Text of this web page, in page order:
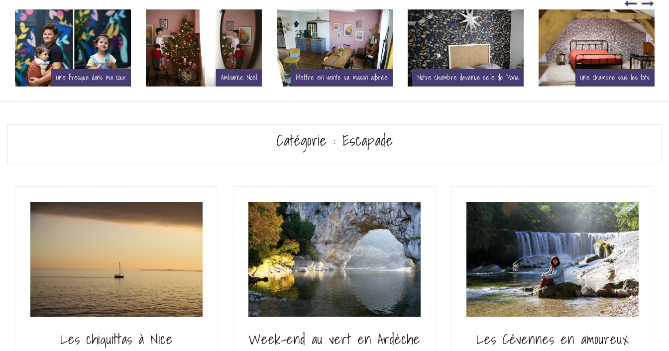
Ambiance Noël Mettre en vente sa maison adorée Notre chambre devenue celle de Mona Une chambre sous les toits Une vraie chambre pour Junon
Catégorie : Escapade
Les chiquittas à Nice Week-end au vert en Ardèche Les Cévennes en amoureux